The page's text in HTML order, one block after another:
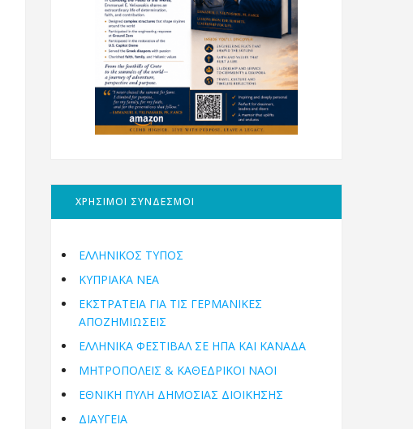
ΧΡΗΣΙΜΟΙ ΣΥΝΔΕΣΜΟΙ
ΕΛΛΗΝΙΚΟΣ ΤΥΠΟΣ
ΚΥΠΡΙΑΚΑ ΝΕΑ
ΕΚΣΤΡΑΤΕΙΑ ΓΙΑ ΤΙΣ ΓΕΡΜΑΝΙΚΕΣ
ΑΠΟΖΗΜΙΩΣΕΙΣ
ΕΛΛΗΝΙΚΆ ΦΕΣΤΙΒΆΛ ΣΕ ΗΠΑ ΚΑΙ ΚΑΝΑΔΑ
ΜΗΤΡΟΠΌΛΕΙΣ & ΚΑΘΕΔΡΙΚΟΊ ΝΑΟΊ
ΕΘΝΙΚΉ ΠΎΛΗ ΔΗΜΌΣΙΑΣ ΔΙΟΊΚΗΣΗΣ
ΔΙΑΥΓΕΙΑ